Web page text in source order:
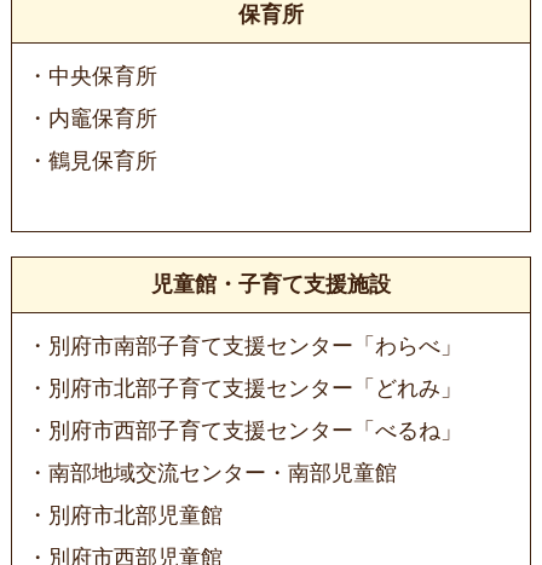
保育所
中央保育所
内竈保育所
鶴見保育所
児童館・子育て支援施設
別府市南部子育て支援センター「わらべ」
別府市北部子育て支援センター「どれみ」
別府市西部子育て支援センター「べるね」
南部地域交流センター・南部児童館
別府市北部児童館
別府市西部児童館